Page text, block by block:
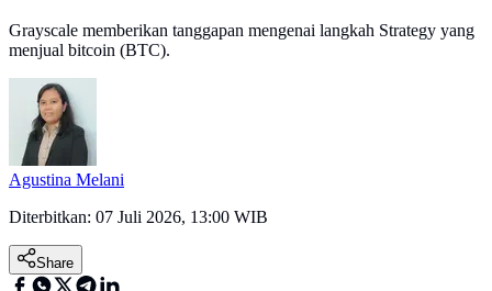
Grayscale memberikan tanggapan mengenai langkah Strategy yang
menjual bitcoin (BTC).
Agustina Melani
Diterbitkan: 07 Juli 2026, 13:00 WIB
Share